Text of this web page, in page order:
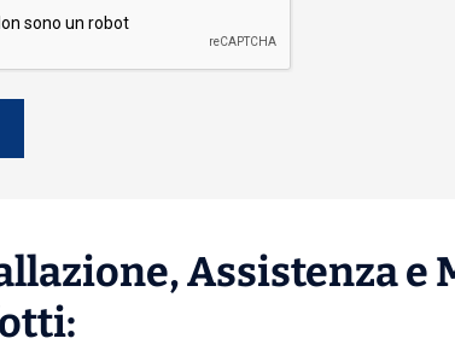
,Assistenzae